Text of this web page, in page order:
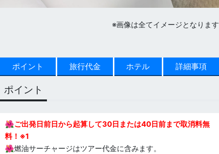
※画像は全てイメージとなります
ポイント 旅行代金 ホテル 詳細事項
ポイント
🌺ご出発日前日から起算して30日または40日前まで取消料無
料！※1
🌺燃油サーチャージはツアー代金に含みます。